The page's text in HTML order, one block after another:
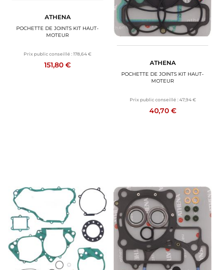
ATHENA
POCHETTE DE JOINTS KIT HAUT-
MOTEUR
Prix public conseillé :178,64 €
151,80 € ATHENA
POCHETTE DE JOINTS KIT HAUT-
MOTEUR
Prix public conseillé : 47,94 €
40,70 €